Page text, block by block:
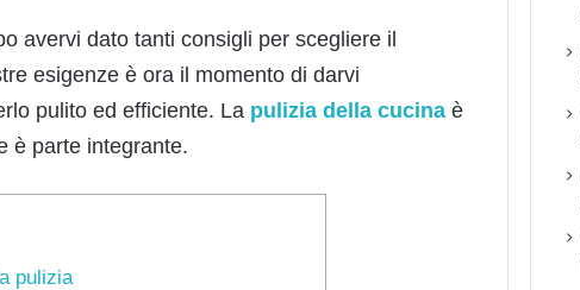
avervi dato tanti consigli per scegliere il
esigenze è ora il momento di darvi
pulito ed efficiente. La pulizia della cucina è
è parte integrante.
pulizia